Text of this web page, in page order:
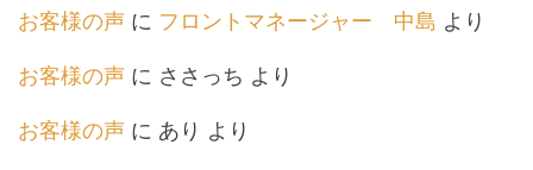
お客様の声 に フロントマネージャー 中島 より
お客様の声 に ささっち より
お客様の声 に あり より